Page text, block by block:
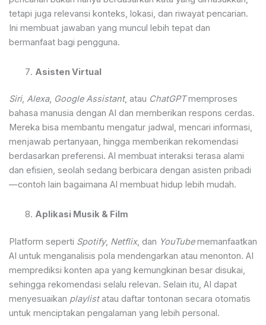
tetapi juga relevansi konteks, lokasi, dan riwayat pencarian.
Ini membuat jawaban yang muncul lebih tepat dan
bermanfaat bagi pengguna.
Asisten Virtual
Siri, Alexa, Google Assistant, atau ChatGPTmemproses
bahasa manusia dengan AI dan memberikan respons cerdas.
Mereka bisa membantu mengatur jadwal, mencari informasi,
menjawab pertanyaan, hingga memberikan rekomendasi
berdasarkan preferensi. AI membuat interaksi terasa alami
dan efisien, seolah sedang berbicara dengan asisten pribadi
—contoh lain bagaimana AI membuat hidup lebih mudah.
Aplikasi Musik & Film
Platform seperti Spotify, Netflix, dan YouTubememanfaatkan
AI untuk menganalisis pola mendengarkan atau menonton. AI
memprediksi konten apa yang kemungkinan besar disukai,
sehingga rekomendasi selalu relevan. Selain itu, AI dapat
menyesuaikan playlistatau daftar tontonan secara otomatis
untuk menciptakan pengalaman yang lebih personal.